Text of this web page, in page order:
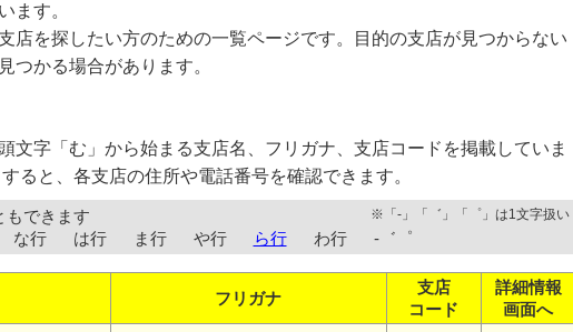
ます。
店を探したい方のための一覧ページです。目的の支店が見つからない
つかる場合があります。
文字「む」から始まる支店名、フリガナ、支店コードを掲載していま
ると、各支店の住所や電話番号を確認できます。
もできます ※「-」「゛」「゜」は1文字扱い
な行 は行 ま行 や行 ら行 わ行 -゛゜
フリガナ
支店
コード
詳細情報
画面へ